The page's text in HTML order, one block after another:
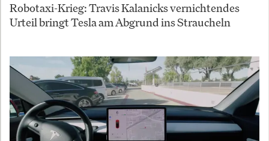
Robotaxi-Krieg: Travis Kalanicks vernichtendes
Urteil bringt Tesla am Abgrund ins Straucheln